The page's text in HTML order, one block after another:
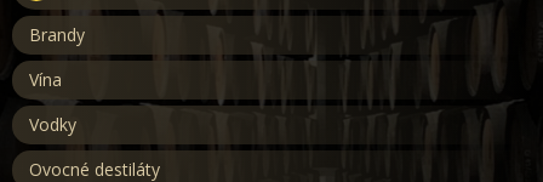
Brandy
Vína
Vodky
Ovocné destiláty